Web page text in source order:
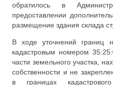
обратилось в
предоставлении
размещение здания склада
В ходе уточнений границ
кадастровым номером
части земельного участка,
собственности и не
в границах